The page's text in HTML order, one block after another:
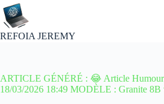
Passer
au
contenu
REFOIA JEREMY
ARTICLE GÉNÉRÉ : 😂 Article
18/03/2026 18:49 MODÈLE : Granite 8B